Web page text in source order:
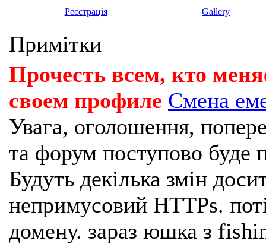
Реєстрація Gallery
Примітки
Прочесть всем, кто
своем профиле Смена
Увага, оголошення,
та форум поступово буде
Будуть декілька змін
непримусовий HTTPs.
домену. зараз юшка з